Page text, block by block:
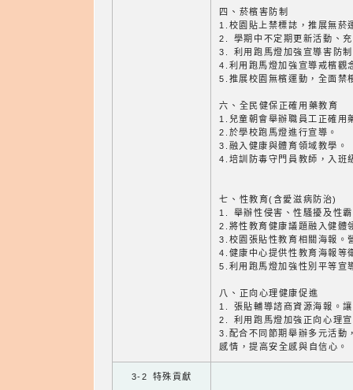
四、菸檳害防制
1.校園貼上禁標誌，推展無菸
2. 學期中不定期更新活動、
3. 利用跑馬燈加強宣導害防
4.利用跑馬燈加強宣導戒檳觀
5.推展校園無檳運動，全面禁
六、全民健保正確用藥教育
1.兒童朝會舉辦職員工正確用
2.於學校跑馬燈進行宣導。
3.融入健康與體育領域教學。
4.培訓防毒守門員教師，入班
七、性教育(含愛滋病防治)
1. 舉辦性侵害、性騷擾及性
2.將性教育健康議題融入健體
3.校園張貼性教育相關海報。
4.健康中心提供性教育海報等
5.利用跑馬燈加強性別平等宣
八、正向心理健康促進
1. 張貼輔導諮商資源海報。
2. 利用跑馬燈加強正向心理
3.配合不同節期舉辦多元活動
感情，提高安全感與自信心。
3-2 特殊貢獻